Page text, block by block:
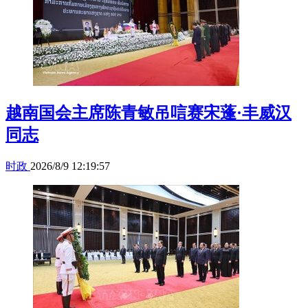
越南国会主席陈青敏吊唁赛宋蓬·丰威汉
同志
时政 2026/8/9 12:19:57